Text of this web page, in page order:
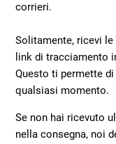
corrieri.
Solitamente, ricevi
link di tracciamento
Questo ti permette
qualsiasi momento.
Se non hai ricevuto
nella consegna, noi